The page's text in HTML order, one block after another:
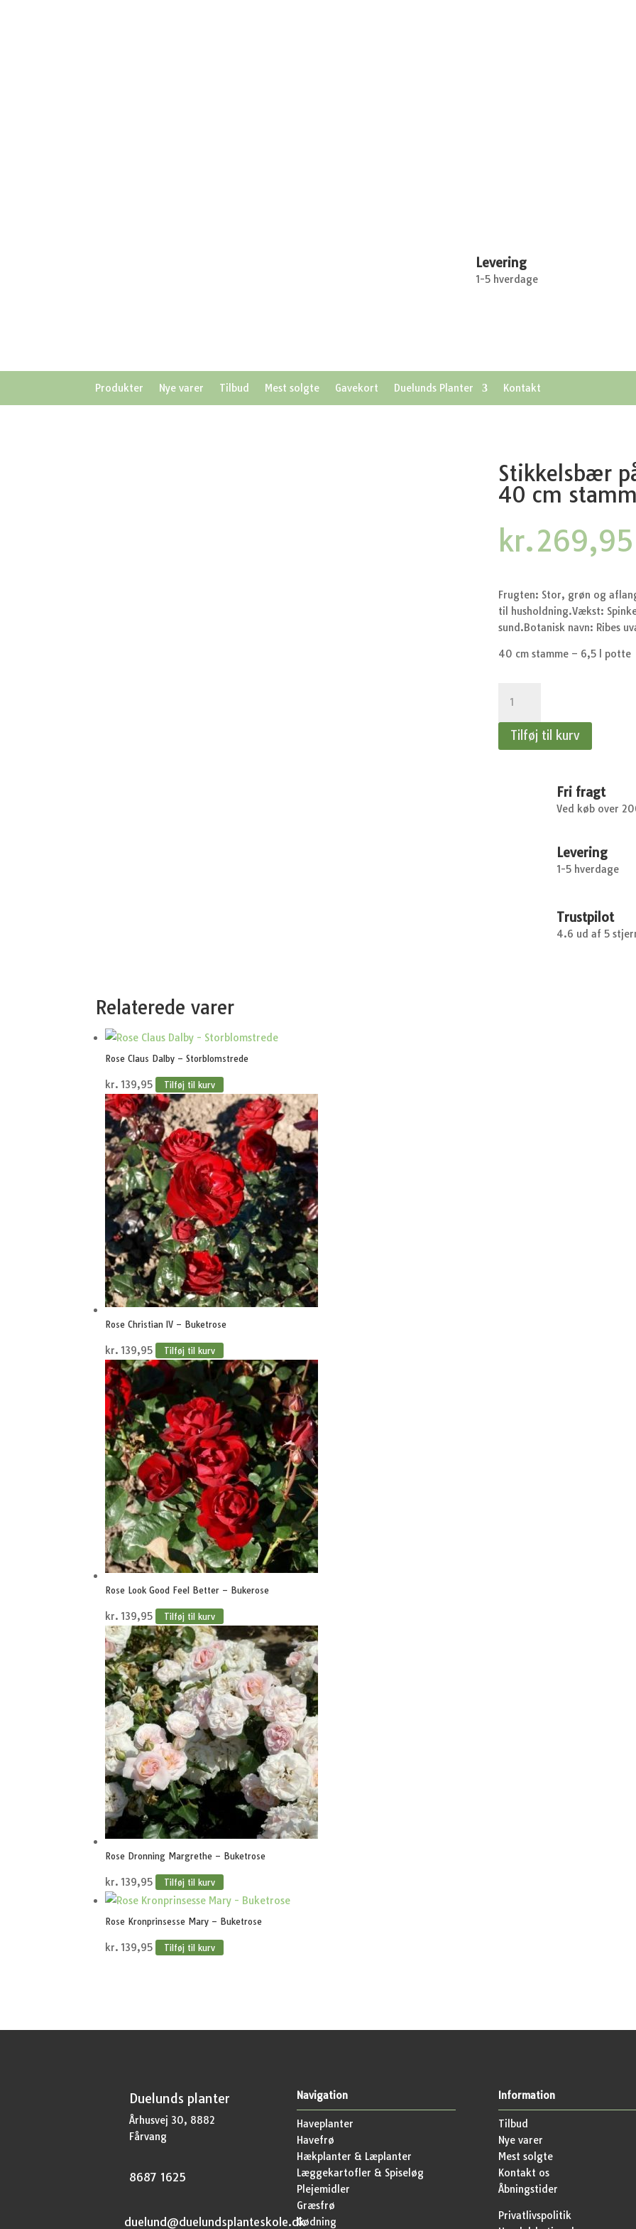
Levering
1-5 hverdage
Produkter Nye varer Tilbud Mest solgte Gavekort Duelunds Planter Kontakt
Stikkelsbær
40 cm
kr.269,95
Frugten: Stor, grøn og
til husholdning.Vækst:
sund.Botanisk navn: Ribes
40 cm stamme – 6,5 l potte
stamme
Tilføj til kurv
Fri fragt
Ved køb over
Levering
1-5 hverdage
Trustpilot
4.6 ud af 5
Relaterede varer
Rose Claus Dalby – Storblomstrede
kr. 139,95 Tilføj til kurv
Rose Christian IV – Buketrose
kr. 139,95 Tilføj til kurv
Rose Look Good Feel Better – Bukerose
kr. 139,95 Tilføj til kurv
Rose Dronning Margrethe – Buketrose
kr. 139,95 Tilføj til kurv
Rose Kronprinsesse Mary – Buketrose
kr. 139,95 Tilføj til kurv
Duelunds planter
Århusvej 30, 8882
Fårvang
8687 1625
duelund@duelundsplanteskole.dk
Navigation
Haveplanter
Havefrø
Hækplanter & Læplanter
Læggekartofler & Spiseløg
Plejemidler
Græsfrø
Gødning
Information
Tilbud
Nye varer
Mest solgte
Kontakt os
Åbningstider
Privatlivspolitik